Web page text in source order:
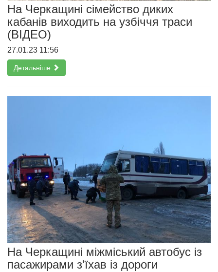
На Черкащині сімейство диких
кабанів виходить на узбіччя траси
(ВІДЕО)
27.01.23 11:56
Детальніше
На Черкащині міжміський автобус із
пасажирами з'їхав із дороги